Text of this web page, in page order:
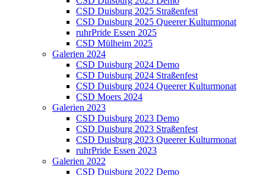
CSD Duisburg 2025 Straßenfest
CSD Duisburg 2025 Queerer Kulturmonat
ruhrPride Essen 2025
CSD Mülheim 2025
Galerien 2024
CSD Duisburg 2024 Demo
CSD Duisburg 2024 Straßenfest
CSD Duisburg 2024 Queerer Kulturmonat
CSD Moers 2024
Galerien 2023
CSD Duisburg 2023 Demo
CSD Duisburg 2023 Straßenfest
CSD Duisburg 2023 Queerer Kulturmonat
ruhrPride Essen 2023
Galerien 2022
CSD Duisburg 2022 Demo